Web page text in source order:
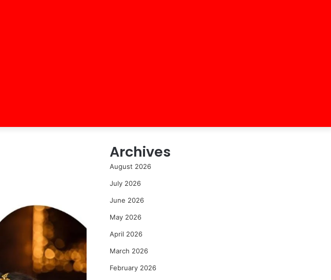
Archives
August 2026
July 2026
June 2026
May 2026
April 2026
March 2026
February 2026